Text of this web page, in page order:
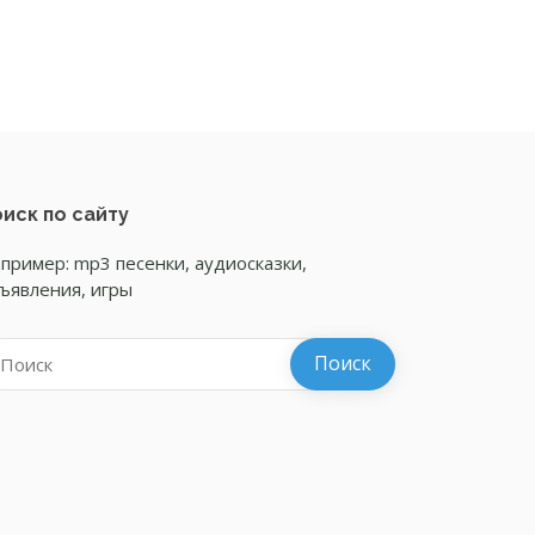
по сайту
mp3 песенки, аудиосказки,
игры